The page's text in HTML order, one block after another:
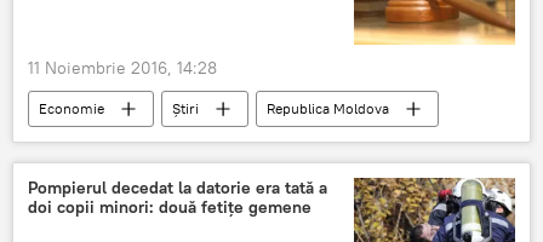
11 Noiembrie 2016, 14:28
Economie Știri
Republica Moldova
Agenția Proprietății Publice
privatizare
licitație
Proprietate publică
concurs
Întreprinderi
acțiuni
Pompierul decedat la datorie era tată a
doi copii minori: două fetiţe gemene